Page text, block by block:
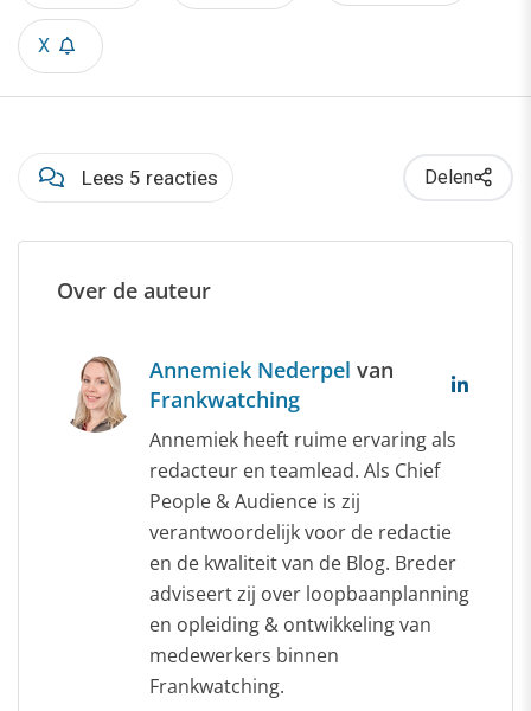
X
Lees 5 reacties Delen
Over de auteur
Annemiek Nederpel van
Frankwatching
Annemiek heeft ruime ervaring als
redacteur en teamlead. Als Chief
People & Audience is zij
verantwoordelijk voor de redactie
en de kwaliteit van de Blog. Breder
adviseert zij over loopbaanplanning
en opleiding & ontwikkeling van
medewerkers binnen
Frankwatching.